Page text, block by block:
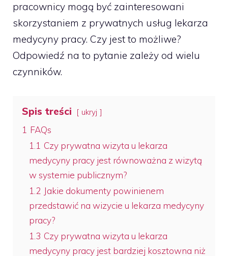
pracownicy mogą być zainteresowani
skorzystaniem z prywatnych usług lekarza
medycyny pracy. Czy jest to możliwe?
Odpowiedź na to pytanie zależy od wielu
czynników.
Spis treści ukryj
1 FAQs
1.1 Czy prywatna wizyta u lekarza
medycyny pracy jest równoważna z wizytą
w systemie publicznym?
1.2 Jakie dokumenty powinienem
przedstawić na wizycie u lekarza medycyny
pracy?
1.3 Czy prywatna wizyta u lekarza
medycyny pracy jest bardziej kosztowna niż